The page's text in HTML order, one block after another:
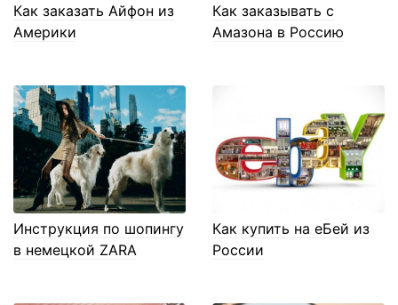
Как заказать Айфон из
Америки
Как заказывать с
Амазона в Россию
Инструкция по шопингу
в немецкой ZARA
Как купить на еБей из
России